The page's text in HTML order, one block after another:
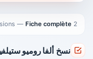
2 versions
— Fiche complète ألفا روميو ستيلفيو
نسخ ألفا روميو